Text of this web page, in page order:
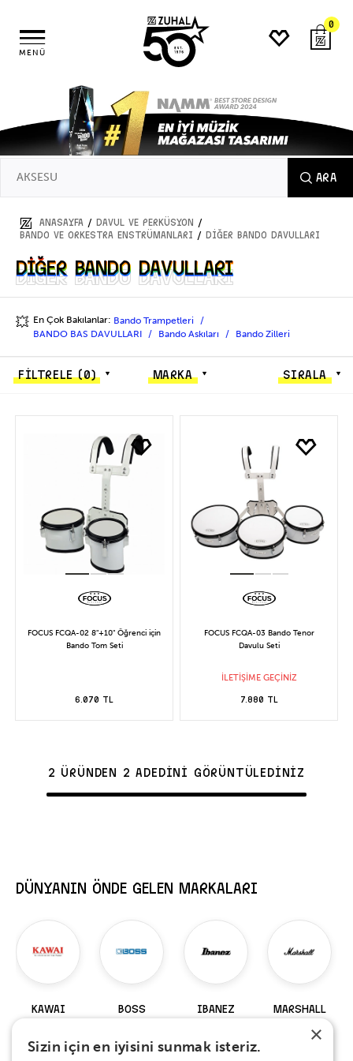
MENÜ
0
ARA
ANASAYFA / DAVUL ve PERKÜSYON /
BANDO VE ORKESTRA ENSTRÜMANLARI / DİĞER BANDO DAVULLARI
DİĞER BANDO DAVULLARI
DİĞER BANDO DAVULLARI
💥 En Çok Bakılanlar: Bando Trampetleri
BANDO BAS DAVULLARI
Bando Askıları Bando Zilleri
FİLTRELE(0) MARKA SIRALA
FOCUS FCQA-02 8"+10" Öğrenci için
Bando Tom Seti
6.070 TL
FOCUS FCQA-03 Bando Tenor
Davulu Seti
İLETİŞİME GEÇİNİZ
7.880 TL
2 ÜRÜNDEN 2 ADEDİNİ GÖRÜNTÜLEDİNİZ
DÜNYANIN ÖNDE GELEN MARKALARI
KAWAI BOSS IBANEZ MARSHALL
147 Ürün×
Sizin için en iyisini sunmak isteriz.